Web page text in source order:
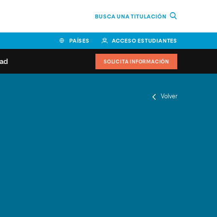
BUSCA UNA TITULACIÓN
PAÍSES
CANADÁ
ACCESO ESTUDIANTES
SOLICITA INFORMACIÓN
Volver